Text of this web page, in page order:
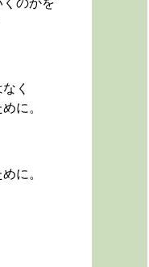
のかを
く
に。
に。